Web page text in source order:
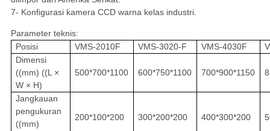
7- Konfigurasi kamera CCD warna kelas industri.
Parameter teknis:
Posisi
VMS-2010F VMS-3020-F VMS-4030F
Dimensi
((mm) ((L ×
W × H)
500*700*1100 600*750*1100 700*900*1150
Jangkauan
pengukuran
((mm)
200*100*200 300*200*200 400*300*200